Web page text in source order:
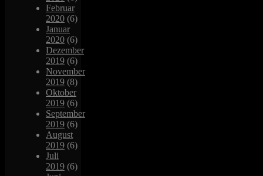
Februar
2020 (6)
Januar
2020 (6)
Dezember
2019 (6)
November
2019 (8)
Oktober
2019 (6)
September
2019 (6)
August
2019 (6)
Juli
2019 (6)